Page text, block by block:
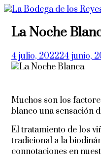
La Noche
Posted
on
4 julio, 202224 junio,
Muchos son los
blanco una sensación
El tratamiento de los
tradicional a la
connotaciones en